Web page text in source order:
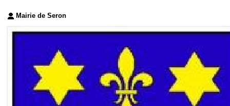
Mairie de Seron